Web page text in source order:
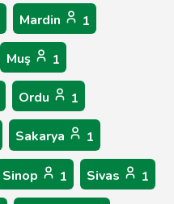
Mardin 1
Muş 1
Ordu 1
Sakarya 1
Sinop 1 Sivas 1